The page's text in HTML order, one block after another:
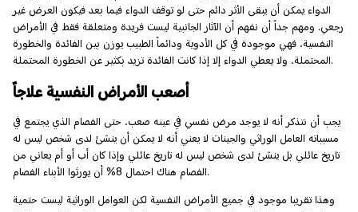
الدواء يمكن أن يبقى الأثر دائم حتى لو توقف الدواء فيما بعد فيكون العرض غير
رجعي. ومهم جداً أن نفهم أن الآثار الجانبية ليست فريدة ومتعلقة فقط في الأمراض
النفسية، فهي موجودة في كل الأدوية ودائماً الطبيب يوزن بين الفائدة والخطورة
المحتملة، ولا يعطي الدواء إلا إذا كانت الفائدة تزيد بكثير عن الخطورة المحتملة.
أصعب الأمراض النفسية علاجاً
يجب أن نتذكر أنه لا يوجد مرض نفسي في عينه صعب، حتى الفصام الذي يجتمع في
مسبباته العامل الوراثي والجينات لا يعني أنه لا يمكن أن ينشئ لدى شخص ليس له
تاريخ عائلي بل ينشئ لدى شخص ليس له تاريخ عائلي وإذا كان أب أو أم يعاني من
الفصام هناك احتمال 8% أن يورثوا الأبناء الفصام.
وهذا تقريبا موجود في جميع الأمراض النفسية لكن العوامل الوراثية ليست حتمية